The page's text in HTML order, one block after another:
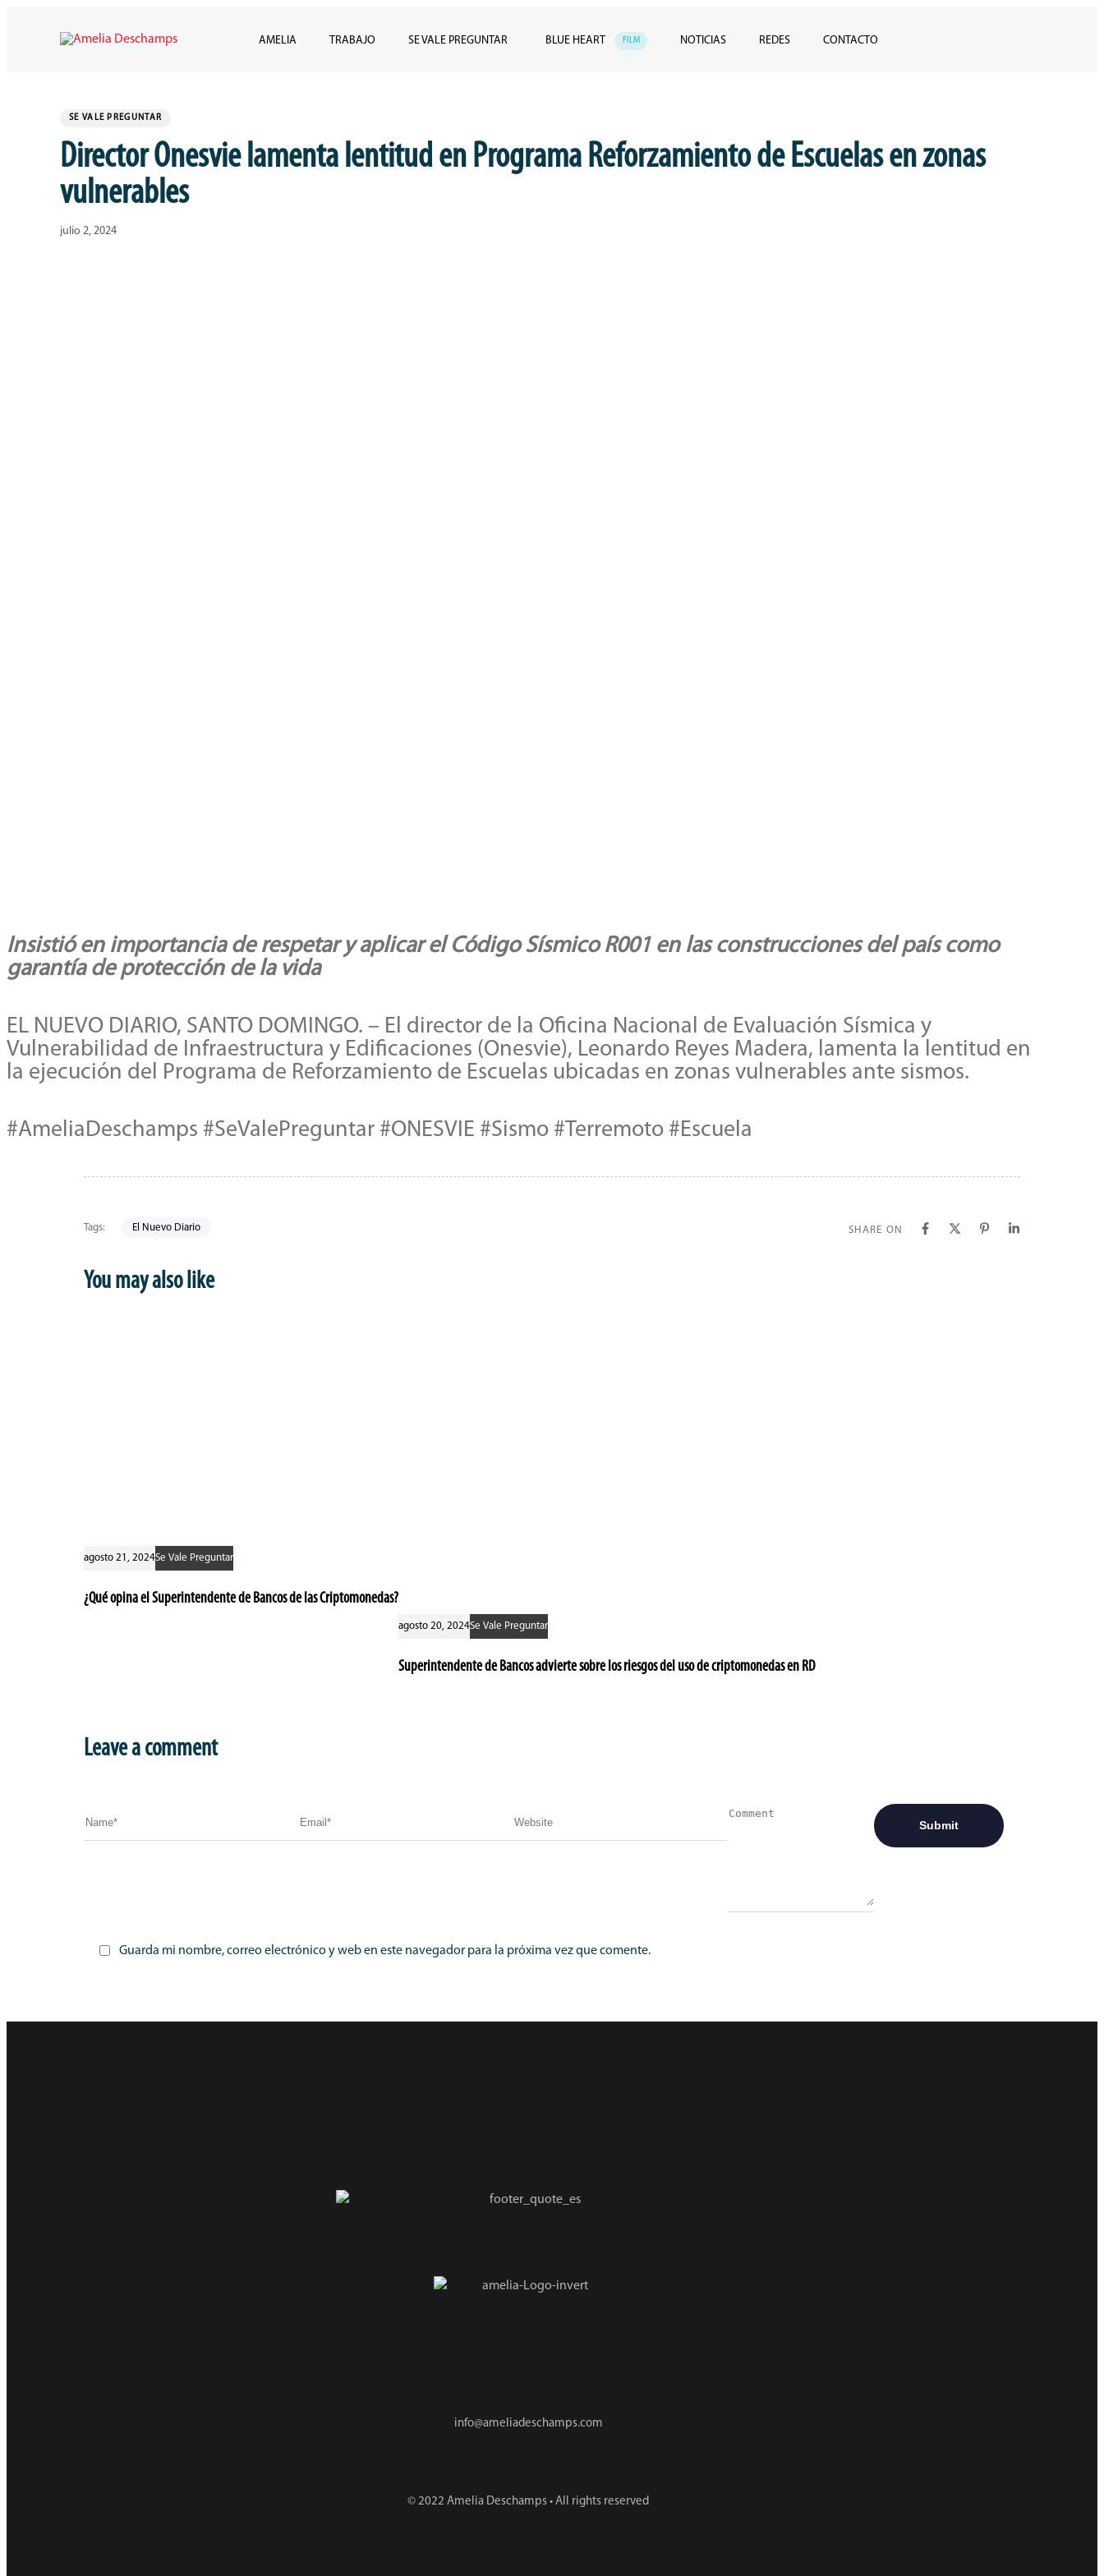
AMELIA TRABAJO SE VALE PREGUNTAR BLUE HEART FILM NOTICIAS REDES CONTACTO
SE VALE PREGUNTAR
Director Onesvie lamenta lentitud en Programa Reforzamiento de Escuelas en zonas
vulnerables
julio 2, 2024
Insistió en importancia de respetar y aplicar el Código Sísmico R001 en las construcciones del país como
garantía de protección de la vida
EL NUEVO DIARIO, SANTO DOMINGO. – El director de la Oficina Nacional de Evaluación Sísmica y
Vulnerabilidad de Infraestructura y Edificaciones (Onesvie), Leonardo Reyes Madera, lamenta la lentitud en
la ejecución del Programa de Reforzamiento de Escuelas ubicadas en zonas vulnerables ante sismos.
#AmeliaDeschamps #SeValePreguntar #ONESVIE #Sismo #Terremoto #Escuela
Tags: El Nuevo Diario SHARE ON
You may also like
agosto 21, 2024Se Vale Preguntar
¿Qué opina el Superintendente de Bancos de las Criptomonedas?
agosto 20, 2024Se Vale Preguntar
Superintendente de Bancos advierte sobre los riesgos del uso de criptomonedas en RD
Leave a comment
Guarda mi nombre, correo electrónico y web en este navegador para la próxima vez que comente.
info@ameliadeschamps.com
© 2022 Amelia Deschamps • All rights reserved